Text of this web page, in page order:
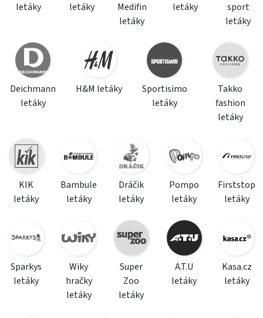
letáky
letáky
Medifin
letáky
letáky
sport
letáky
Deichmann
letáky
H&M letáky
Sportisimo
letáky
Takko
fashion
letáky
KIK
letáky
Bambule
letáky
Dráčik
letáky
Pompo
letáky
Firststop
letáky
Sparkys
letáky
Wiky
hračky
letáky
Super
Zoo
letáky
A.T.U
letáky
Kasa.cz
letáky